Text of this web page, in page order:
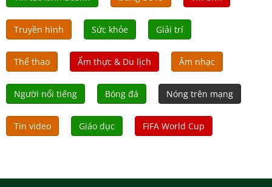
Truyền hình Sức khỏe Giải trí
Thể thao Ẩm thực & Du lịch Âm nhạc
Người nổi tiếng Bóng đá Nóng trên mạng
Tin video Giáo dục FIFA World Cup